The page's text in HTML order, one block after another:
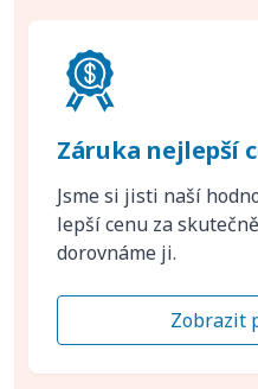
Záruka nejlepší
Jsme si jisti naší
lepší cenu za
dorovnáme ji.
Zobrazit